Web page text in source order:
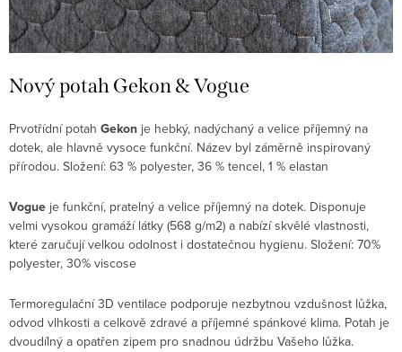
Nový potah Gekon & Vogue
Prvotřídní potah Gekon je hebký, nadýchaný a velice příjemný na
dotek, ale hlavně vysoce funkční. Název byl záměrně inspirovaný
přírodou. Složení: 63 % polyester, 36 % tencel, 1 % elastan
Vogue je funkční, pratelný a velice příjemný na dotek. Disponuje
velmi vysokou gramáží látky (568 g/m2) a nabízí skvělé vlastnosti,
které zaručují velkou odolnost i dostatečnou hygienu. Složení: 70%
polyester, 30% viscose
Termoregulační 3D ventilace podporuje nezbytnou vzdušnost lůžka,
odvod vlhkosti a celkově zdravé a příjemné spánkové klima. Potah je
dvoudílný a opatřen zipem pro snadnou údržbu Vašeho lůžka.